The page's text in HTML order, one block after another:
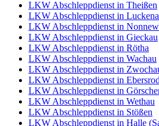
LKW Abschleppdienst in Theißen
LKW Abschleppdienst in
LKW Abschleppdienst in
LKW Abschleppdienst in Gieckau
LKW Abschleppdienst in Rötha
LKW Abschleppdienst in Wachau
LKW Abschleppdienst in
LKW Abschleppdienst in
LKW Abschleppdienst in
LKW Abschleppdienst in Wethau
LKW Abschleppdienst in Stößen
LKW Abschleppdienst in Halle